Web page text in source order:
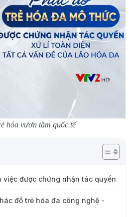
hóa vươn tầm quốc tế
việc được chứng nhận tác quyền
đồ trẻ hóa đa công nghệ -